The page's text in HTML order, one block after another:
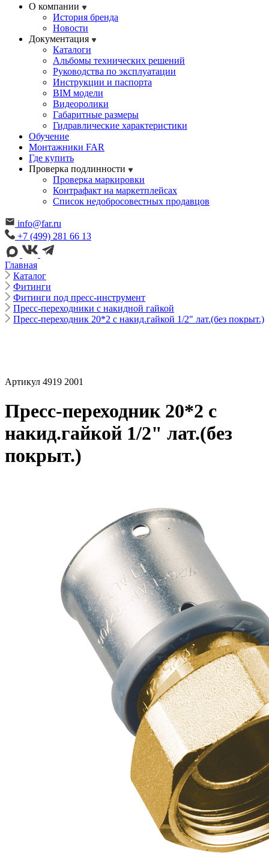
О компании
История бренда
Новости
Документация
Каталоги
Альбомы технических решений
Руководства по эксплуатации
Инструкции и паспорта
BIM модели
Видеоролики
Габаритные размеры
Гидравлические характеристики
Обучение
Монтажники FAR
Где купить
Проверка подлинности
Проверка маркировки
Контрафакт на маркетплейсах
Cписок недобросовестных продавцов
info@far.ru
+7 (499) 281 66 13
Главная
Каталог
Фитинги
Фитинги под пресс-инструмент
Пресс-переходники с накидной гайкой
Пресс-переходник 20*2 с накид.гайкой 1/2" лат.(без покрыт.)
Артикул 4919 2001
Пресс-переходник 20*2 с
накид.гайкой 1/2" лат.(без
покрыт.)